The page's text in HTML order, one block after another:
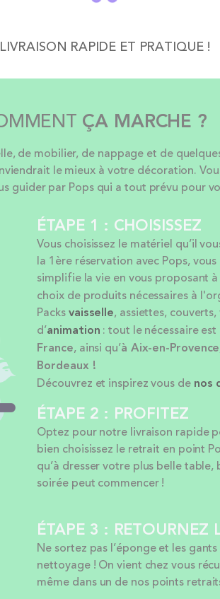
LIVRAISON RAPIDE ET PRATIQUE !
ÇA MARCHE ?
de mobilier, de nappage et de
le mieux à votre décoration.
guider par Pops qui a tout prévu pour
ÉTAPE 1 : CHOISISSEZ
Vous choisissez le matériel qu’il
la 1ère réservation avec Pops,
simplifie la vie en vous proposant
choix de produits nécessaires à
Packsvaisselle, assiettes, couverts,
d’animation : tout le nécessaire
France, ainsi qu’à Aix-en-
Bordeaux !
Découvrez et inspirez vous de nos
ÉTAPE 2 : PROFITEZ
Optez pour notre livraison rapide
bien choisissez le retrait en point
qu’à dresser votre plus belle
soirée peut commencer !
ÉTAPE 3 : RETOURNEZ
Ne sortez pas l’éponge et les
nettoyage ! On vient chez vous
même dans un de nos points